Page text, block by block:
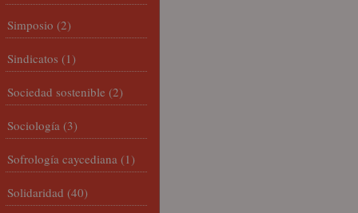
Simposio (2)
Sindicatos (1)
Sociedad sostenible (2)
Sociología (3)
Sofrología caycediana (1)
Solidaridad (40)